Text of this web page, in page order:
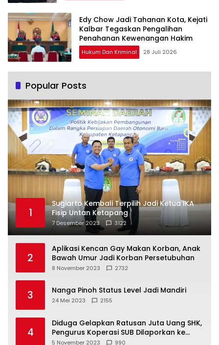
Edy Chow Jadi Tahanan Kota, Kejati
Kalbar Tegaskan Pengalihan
Penahanan Kewenangan Hakim
Hukum Dan Kriminal 28 Juli 2026
Popular Posts
1
Sugiarto Kembali Terpilih Jadi Ketua IKA
Fisip Untan Ketapang
7 Desember 2023 3122
2
Aplikasi Kencan Gay Makan Korban, Anak
Bawah Umur Jadi Korban Persetubuhan
8 November 2023 2732
3 Nanga Pinoh Status Level Jadi Mandiri
24 Mei 2023 2155
4
Diduga Gelapkan Ratusan Juta Uang SHK,
Pengurus Koperasi SUB Dilaporkan ke
Polisi
5 November 2023 990